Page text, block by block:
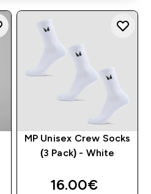
MP Unisex Crew Socks
(3 Pack) - White
16.00€‎